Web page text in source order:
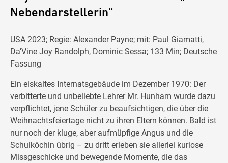
Nebendarstellerin“
USA 2023; Regie: Alexander Payne; mit: Paul Giamatti,
Da’Vine Joy Randolph, Dominic Sessa; 133 Min; Deutsche
Fassung
Ein eiskaltes Internatsgebäude im Dezember 1970: Der
verbitterte und unbeliebte Lehrer Mr. Hunham wurde dazu
verpflichtet, jene Schüler zu beaufsichtigen, die über die
Weihnachtsfeiertage nicht zu ihren Eltern können. Bald ist
nur noch der kluge, aber aufmüpfige Angus und die
Schulköchin übrig – zu dritt erleben sie allerlei kuriose
Missgeschicke und bewegende Momente, die das